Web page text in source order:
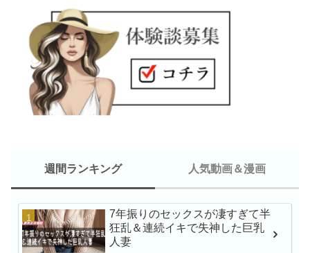
週間ランキング
7年振りのセックスが凄すぎて半
狂乱＆連続イキで失神した巨乳
人妻
人気動画＆漫画
新人NO.1 STYLE 最
瀬戸環奈AVデビュー